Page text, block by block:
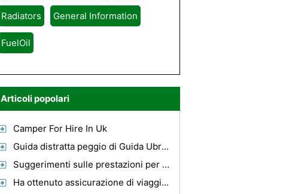
Radiators General Information
FuelOil
Articoli popolari
Camper For Hire In Uk
Guida distratta peggio di Guida Ubriaco
Suggerimenti sulle prestazioni per una Yamaha Road Star
Ha ottenuto assicurazione di viaggio?